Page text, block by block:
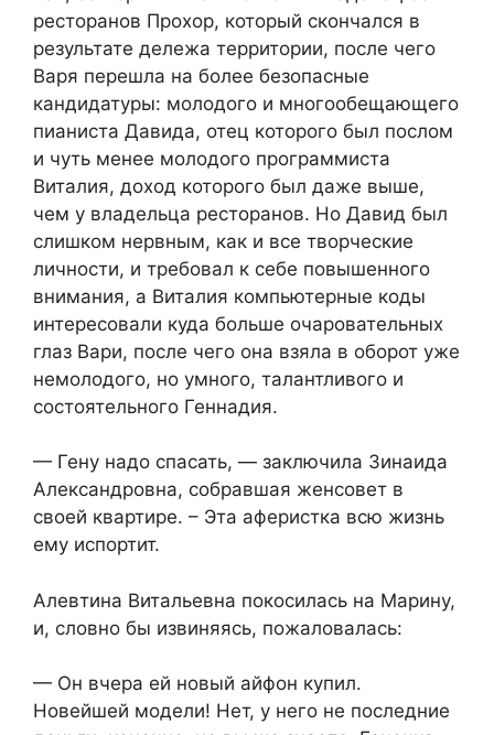
ресторанов Прохор, который скончался в
результате дележа территории, после чего
Варя перешла на более безопасные
кандидатуры: молодого и многообещающего
пианиста Давида, отец которого был послом
и чуть менее молодого программиста
Виталия, доход которого был даже выше,
чем у владельца ресторанов. Но Давид был
слишком нервным, как и все творческие
личности, и требовал к себе повышенного
внимания, а Виталия компьютерные коды
интересовали куда больше очаровательных
глаз Вари, после чего она взяла в оборот уже
немолодого, но умного, талантливого и
состоятельного Геннадия.
— Гену надо спасать, — заключила Зинаида
Александровна, собравшая женсовет в
своей квартире. – Эта аферистка всю жизнь
ему испортит.
Алевтина Витальевна покосилась на Марину,
и, словно бы извиняясь, пожаловалась:
— Он вчера ей новый айфон купил.
Новейшей модели! Нет, у него не последние